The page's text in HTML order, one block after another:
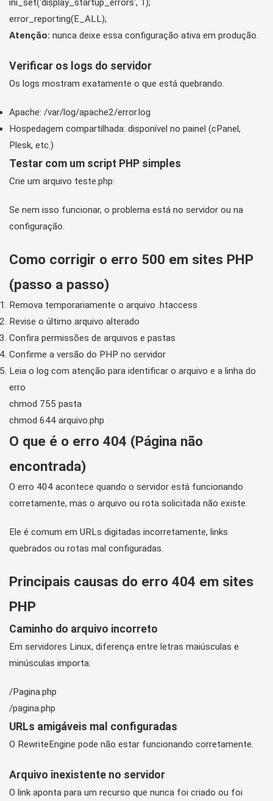
ini_set('display_startup_errors', 1);
error_reporting(E_ALL);
Atenção: nunca deixe essa configuração ativa em produção.
Verificar os logs do servidor
Os logs mostram exatamente o que está quebrando.
Apache: /var/log/apache2/error.log
Hospedagem compartilhada: disponível no painel (cPanel,
Plesk, etc.)
Testar com um script PHP simples
Crie um arquivo teste.php:
Se nem isso funcionar, o problema está no servidor ou na
configuração.
Como corrigir o erro 500 em sites PHP
(passo a passo)
Remova temporariamente o arquivo .htaccess
Revise o último arquivo alterado
Confira permissões de arquivos e pastas
Confirme a versão do PHP no servidor
Leia o log com atenção para identificar o arquivo e a linha do
erro
chmod 755 pasta
chmod 644 arquivo.php
O que é o erro 404 (Página não
encontrada)
O erro 404 acontece quando o servidor está funcionando
corretamente, mas o arquivo ou rota solicitada não existe.
Ele é comum em URLs digitadas incorretamente, links
quebrados ou rotas mal configuradas.
Principais causas do erro 404 em sites
PHP
Caminho do arquivo incorreto
Em servidores Linux, diferença entre letras maiúsculas e
minúsculas importa:
/Pagina.php
/pagina.php
URLs amigáveis mal configuradas
O RewriteEngine pode não estar funcionando corretamente.
Arquivo inexistente no servidor
O link aponta para um recurso que nunca foi criado ou foi